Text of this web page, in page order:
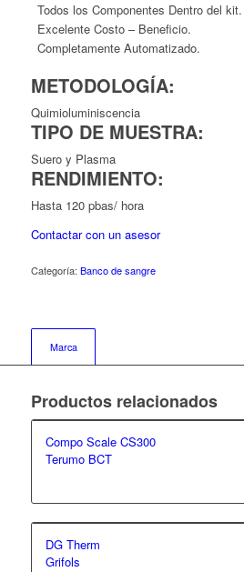
Todos los Componentes Dentro del kit.
Excelente Costo – Beneficio.
Completamente Automatizado.
METODOLOGÍA:
Quimioluminiscencia
TIPO DE MUESTRA:
Suero y Plasma
RENDIMIENTO:
Hasta 120 pbas/ hora
Contactar con un asesor
Categoría: Banco de sangre
Marca
Productos relacionados
Compo Scale CS300
Terumo BCT
DG Therm
Grifols